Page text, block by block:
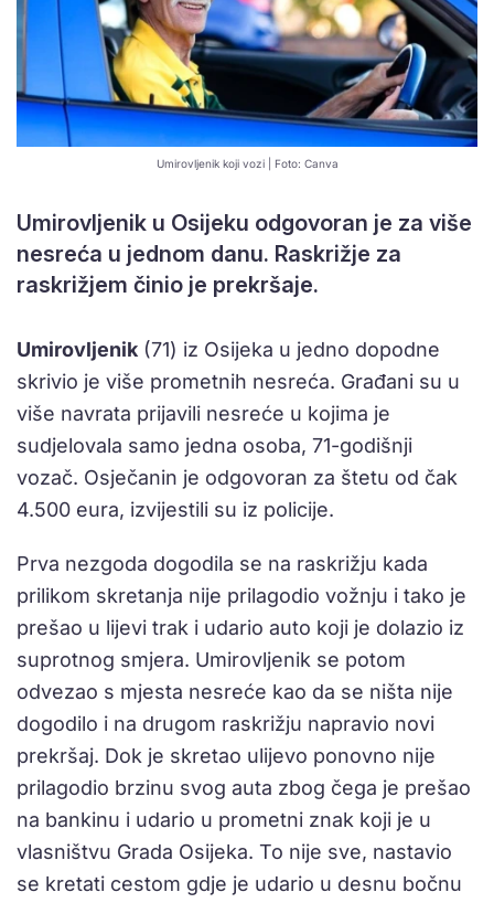
Umirovljenik koji vozi | Foto: Canva
Umirovljenik u Osijeku odgovoran je za više
nesreća u jednom danu. Raskrižje za
raskrižjem činio je prekršaje.
Umirovljenik (71) iz Osijeka u jedno dopodne
skrivio je više prometnih nesreća. Građani su u
više navrata prijavili nesreće u kojima je
sudjelovala samo jedna osoba, 71-godišnji
vozač. Osječanin je odgovoran za štetu od čak
4.500 eura, izvijestili su iz policije.
Prva nezgoda dogodila se na raskrižju kada
prilikom skretanja nije prilagodio vožnju i tako je
prešao u lijevi trak i udario auto koji je dolazio iz
suprotnog smjera. Umirovljenik se potom
odvezao s mjesta nesreće kao da se ništa nije
dogodilo i na drugom raskrižju napravio novi
prekršaj. Dok je skretao ulijevo ponovno nije
prilagodio brzinu svog auta zbog čega je prešao
na bankinu i udario u prometni znak koji je u
vlasništvu Grada Osijeka. To nije sve, nastavio
se kretati cestom gdje je udario u desnu bočnu